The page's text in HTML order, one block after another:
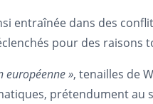
entraînée dans des
pour des raisons
européenne », tenailles de
prétendument au